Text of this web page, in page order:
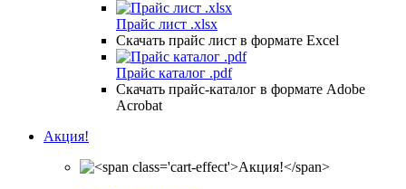
Прайс лист .xlsx
Скачать прайс лист в формате Excel
Прайс каталог .pdf
Скачать прайс-каталог в формате Adobe
Acrobat
Акция!